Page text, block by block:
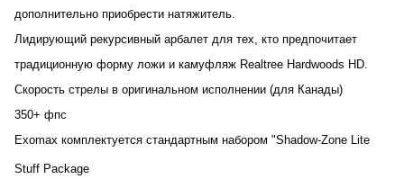
дополнительно приобрести натяжитель.
Лидирующий рекурсивный арбалет для тех, кто предпочитает
традиционную форму ложи и камуфляж Realtree Hardwoods HD.
Скорость стрелы в оригинальном исполнении (для Канады)
350+ фпс
Exomax комплектуется стандартным набором "Shadow-Zone Lite
Stuff Package
раз в 2 недели